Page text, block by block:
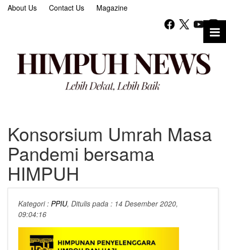
About Us Contact Us Magazine
Konsorsium Umrah Masa
Pandemi bersama
HIMPUH
Kategori : PPIU, Ditulis pada : 14 Desember 2020,
09:04:16